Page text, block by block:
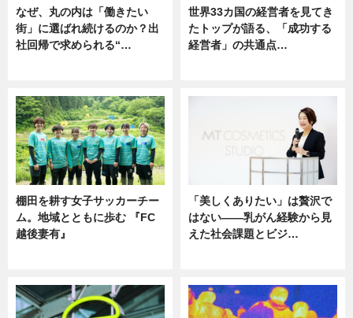
なぜ、丸の内は「働きたい
街」に選ばれ続けるのか？出
社回帰で求められる“…
世界33カ国の経営者を見てき
たトップが語る、「成功する
経営者」の共通点…
棚田を耕す女子サッカーチー
ム。地域とともに歩む 『FC
越後妻有』
「美しくありたい」は贅沢で
はない――乳がん経験から見
えた社会課題とビジ…